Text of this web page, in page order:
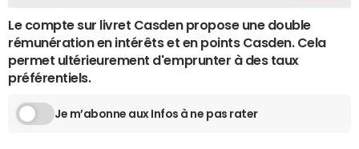
Le compte sur livret Casden propose une double
rémunération en intérêts et en points Casden. Cela
permet ultérieurement d'emprunter à des taux
préférentiels.
Je m’abonne aux Infos à ne pas rater